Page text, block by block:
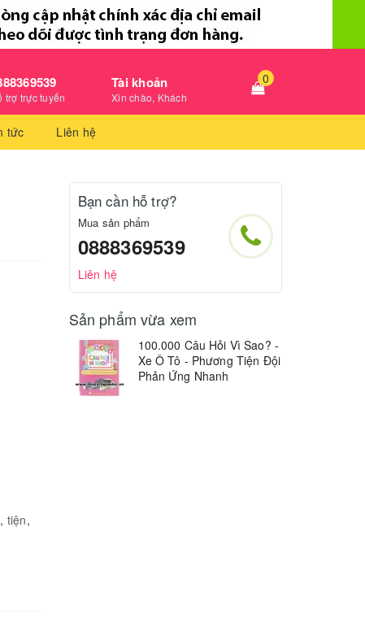
trợ trực tuyến
Tài khoản
Xin chào, Khách
0
tức Liên hệ
, tiện,
Bạn cần hỗ trợ?
Mua sản phẩm
0888369539
Liên hệ
Sản phẩm vừa xem
100.000 Câu Hỏi Vì Sao? -
Xe Ô Tô - Phương Tiện Đội
Phản Ứng Nhanh